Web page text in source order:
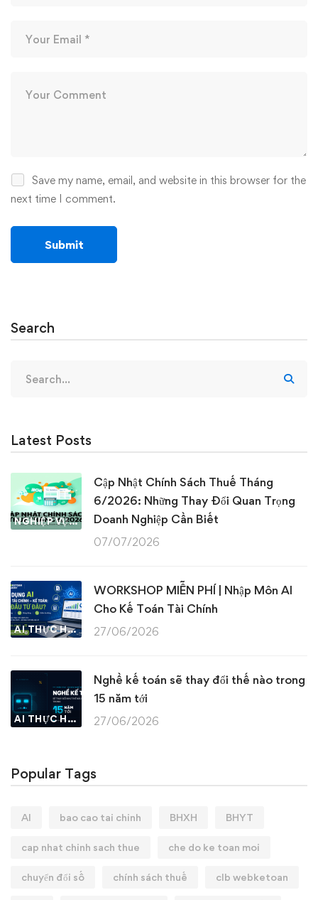
Save my name, email, and website in this browser for the
next time I comment.
Search
for:
Latest Posts
NGHIỆP VỤ KẾ TOÁN & THUẾ
Cập Nhật Chính Sách Thuế Tháng
6/2026: Những Thay Đổi Quan Trọng
Doanh Nghiệp Cần Biết
07/07/2026
AI THỰC HÀNH
WORKSHOP MIỄN PHÍ | Nhập Môn AI
Cho Kế Toán Tài Chính
27/06/2026
AI THỰC HÀNH
Nghề kế toán sẽ thay đổi thế nào trong
15 năm tới
27/06/2026
Popular Tags
AI bao cao tai chinh BHXH BHYT
cap nhat chinh sach thue che do ke toan moi
chuyển đổi số chính sách thuế clb webketoan